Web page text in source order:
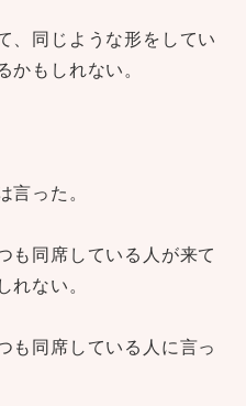
、同じような形をしてい
もしれない。
った。
も同席している人が来て
ない。
も同席している人に言っ